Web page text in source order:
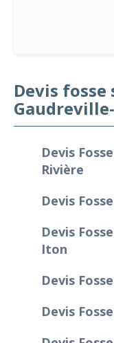
Devis
Devis
Rivière
Devis
Devis
Iton
Devis
Devis